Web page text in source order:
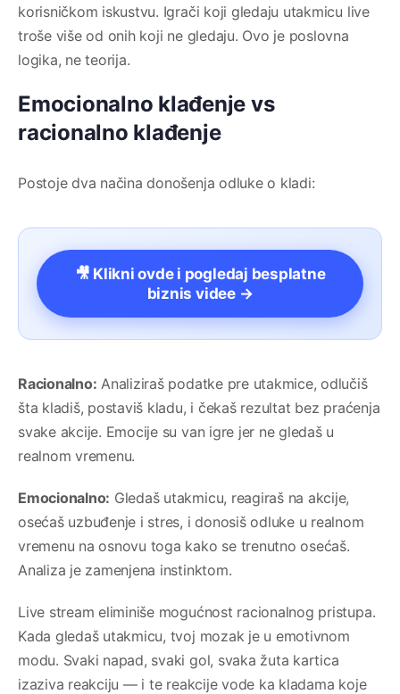
korisničkom iskustvu. Igrači koji gledaju utakmicu live
troše više od onih koji ne gledaju. Ovo je poslovna
logika, ne teorija.
Emocionalno klađenje vs
racionalno klađenje
Postoje dva načina donošenja odluke o kladi:
🎥 Klikni ovde i pogledaj besplatne
biznis videe →
Racionalno: Analiziraš podatke pre utakmice, odlučiš
šta kladiš, postaviš kladu, i čekaš rezultat bez praćenja
svake akcije. Emocije su van igre jer ne gledaš u
realnom vremenu.
Emocionalno: Gledaš utakmicu, reagiraš na akcije,
osećaš uzbuđenje i stres, i donosiš odluke u realnom
vremenu na osnovu toga kako se trenutno osećaš.
Analiza je zamenjena instinktom.
Live stream eliminiše mogućnost racionalnog pristupa.
Kada gledaš utakmicu, tvoj mozak je u emotivnom
modu. Svaki napad, svaki gol, svaka žuta kartica
izaziva reakciju — i te reakcije vode ka kladama koje